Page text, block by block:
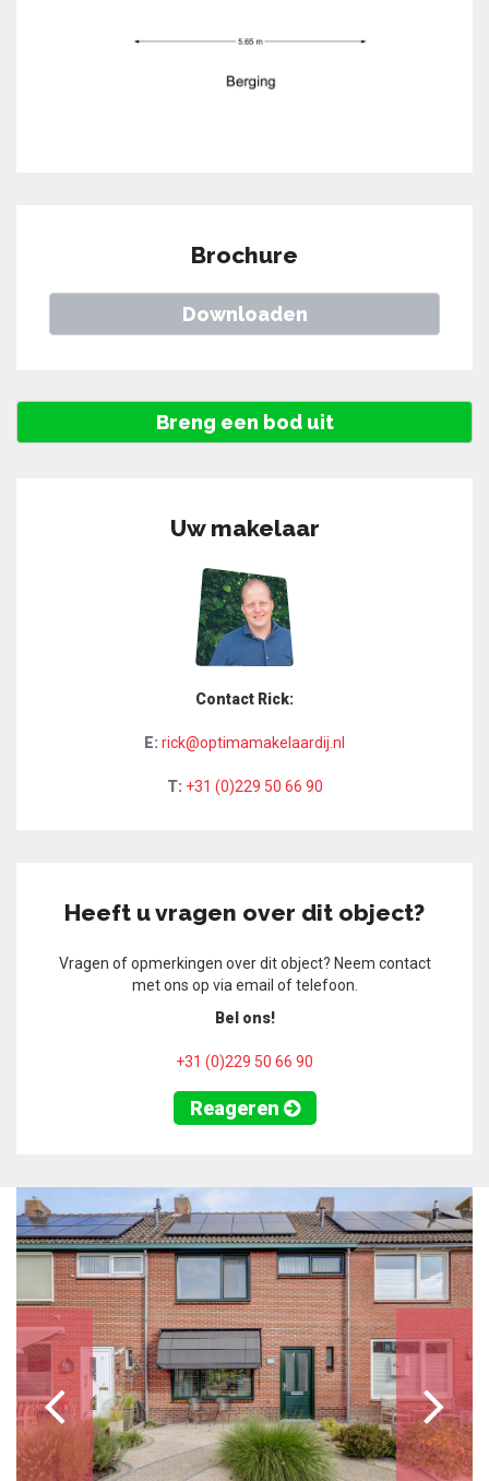
Brochure
Downloaden
Breng een bod uit
Uw makelaar
Contact Rick:
E: rick@optimamakelaardij.nl
T: +31 (0)229 50 66 90
Heeft u vragen over dit object?
Vragen of opmerkingen over dit object? Neem contact
met ons op via email of telefoon.
Bel ons!
+31 (0)229 50 66 90
Reageren